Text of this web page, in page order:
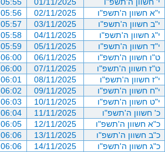
י' חשוון ה'תשפ"ו
01/11/2025
05:55
י"א חשוון ה'תשפ"ו
02/11/2025
05:56
י"ב חשוון ה'תשפ"ו
03/11/2025
05:57
י"ג חשוון ה'תשפ"ו
04/11/2025
05:58
י"ד חשוון ה'תשפ"ו
05/11/2025
05:59
ט"ו חשוון ה'תשפ"ו
06/11/2025
06:00
ט"ז חשוון ה'תשפ"ו
07/11/2025
06:00
י"ז חשוון ה'תשפ"ו
08/11/2025
06:01
י"ח חשוון ה'תשפ"ו
09/11/2025
06:02
י"ט חשוון ה'תשפ"ו
10/11/2025
06:03
כ' חשוון ה'תשפ"ו
11/11/2025
06:04
כ"א חשוון ה'תשפ"ו
12/11/2025
06:05
כ"ב חשוון ה'תשפ"ו
13/11/2025
06:06
כ"ג חשוון ה'תשפ"ו
14/11/2025
06:06